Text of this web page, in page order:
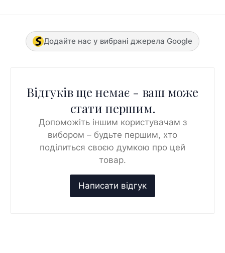
Додайте нас у вибрані джерела Google
Відгуків ще немає - ваш може
стати першим.
Допоможіть іншим користувачам з
вибором – будьте першим, хто
поділиться своєю думкою про цей
товар.